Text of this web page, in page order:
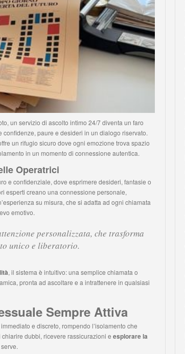
un servizio di ascolto intimo 24/7 diventa un faro
paure e desideri in un dialogo riservato.
un rifugio sicuro dove ogni emozione trova spazio
in un momento di connessione autentica.
Operatrici
e confidenziale, dove esprimere desideri, fantasie o
esperti creano una connessione personale,
su misura, che si adatta ad ogni chiamata
emotivo.
personalizzata, che trasforma
unico e liberatorio.
, il sistema è intuitivo: una semplice chiamata o
pronta ad ascoltare e a intrattenere in qualsiasi
Sempre Attiva
e discreto, rompendo l’isolamento che
dubbi, ricevere rassicurazioni e esplorare la